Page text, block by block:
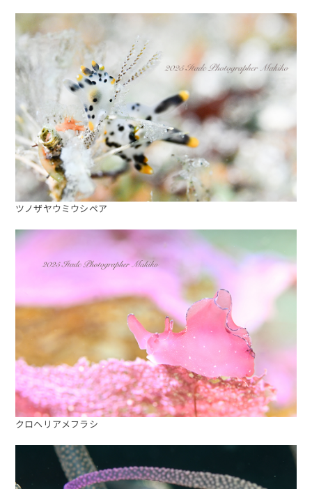
ツノザヤウミウシペア
クロヘリアメフラシ